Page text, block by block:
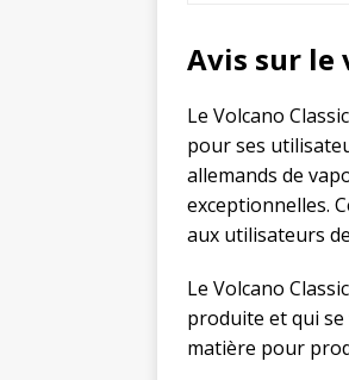
Avis sur le
Le Volcano
pour ses
allemands de
exceptionnelles.
aux utilisateurs
Le Volcano
produite et qui
matière pour